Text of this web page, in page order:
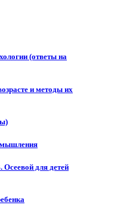
(ответы на
и методы их
мышления
для детей